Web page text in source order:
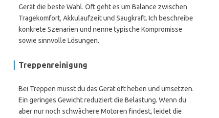
Gerät die beste Wahl. Oft geht es um Balance zwischen
Tragekomfort, Akkulaufzeit und Saugkraft. Ich beschreibe
konkrete Szenarien und nenne typische Kompromisse
sowie sinnvolle Lösungen.
Treppenreinigung
Bei Treppen musst du das Gerät oft heben und umsetzen.
Ein geringes Gewicht reduziert die Belastung. Wenn du
aber nur noch schwächere Motoren findest, leidet die